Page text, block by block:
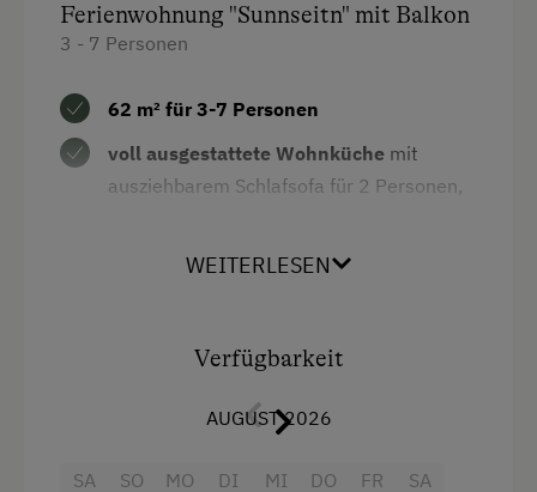
Urlaub für Familien
Nachhaltiger Urlaub
Hund erlaubt
Ferienwohnung "Sunnseitn" mit Balkon
3 - 7 Personen
62 m² für 3-7 Personen
voll ausgestattete Wohnküche mit
ausziehbarem Schlafsofa für 2 Personen,
1 Doppelzimmer
Doppelbett oder 2 Einzelbetten
jedes Schlafzimmer hat Platz für 1
Rausfallschutz oder ein Zusatzbett
WEITERLESEN
Verfügbarkeit
AUGUST 2026
SA
SO
MO
DI
MI
DO
FR
SA